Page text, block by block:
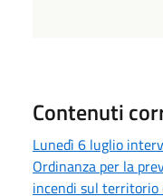
Contenuti
Lunedì 6 luglio
Ordinanza per la
incendi sul territorio